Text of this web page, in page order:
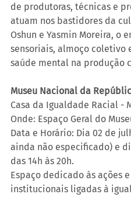
de produtoras, técnicas e
atuam nos bastidores da
Oshun e Yasmin Moreira, o
sensoriais, almoço coletivo
saúde mental na produção
Museu Nacional da
Casa da Igualdade Racial -
Onde: Espaço Geral do
Data e Horário: Dia 02 de
ainda não especificado) e
das 14h às 20h.
Espaço dedicado às ações
institucionais ligadas à